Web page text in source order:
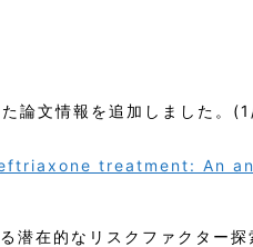
論文情報を追加しました。
treatment: An
潜在的なリスクファクター探